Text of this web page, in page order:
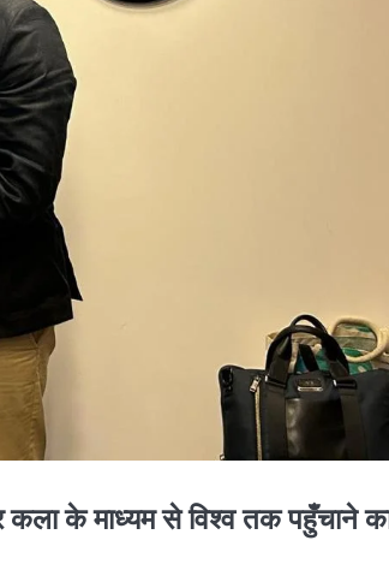
के माध्यम से विश्व तक पहुँचाने